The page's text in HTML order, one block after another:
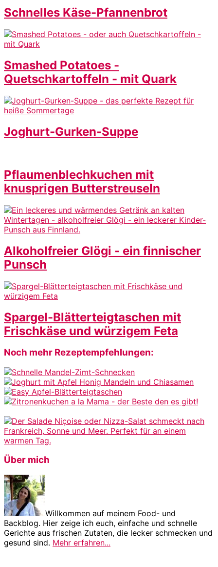
Schnelles Käse-Pfannenbrot
Smashed Potatoes -
Quetschkartoffeln - mit Quark
Joghurt-Gurken-Suppe
Pflaumenblechkuchen mit
knusprigen Butterstreuseln
Alkoholfreier Glögi - ein finnischer
Punsch
Spargel-Blätterteigtaschen mit
Frischkäse und würzigem Feta
Footer
Noch mehr Rezeptempfehlungen:
Über mich
Willkommen auf meinem Food- und
Backblog. Hier zeige ich euch, einfache und schnelle
Gerichte aus frischen Zutaten, die lecker schmecken und
gesund sind. Mehr erfahren...